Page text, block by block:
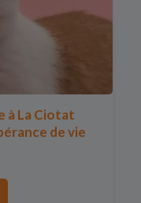
à La Ciotat
de vie